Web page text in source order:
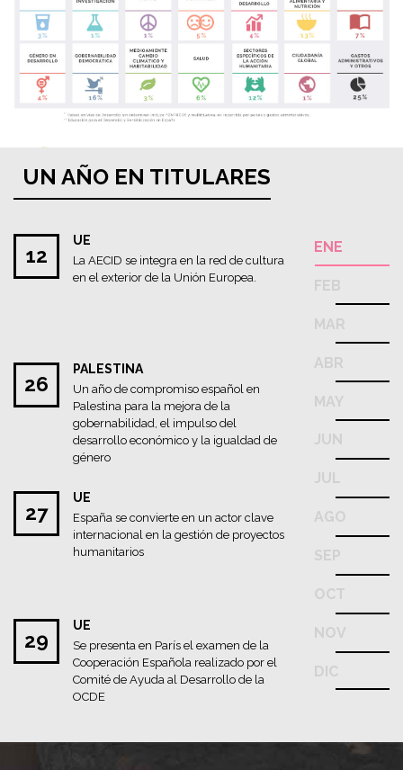
UN AÑO EN TITULARES
12
UE
La AECID se integra en la red de cultura
en el exterior de la Unión Europea.
26
PALESTINA
Un año de compromiso español en
Palestina para la mejora de la
gobernabilidad, el impulso del
desarrollo económico y la igualdad de
género
27
UE
España se convierte en un actor clave
internacional en la gestión de proyectos
humanitarios
29
UE
Se presenta en París el examen de la
Cooperación Española realizado por el
Comité de Ayuda al Desarrollo de la
OCDE
ENE
FEB
MAR
ABR
MAY
JUN
JUL
AGO
SEP
OCT
NOV
DIC